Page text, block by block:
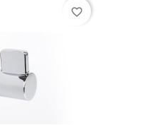
favorite_border